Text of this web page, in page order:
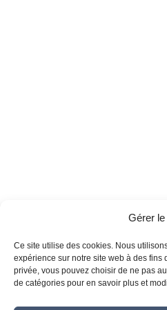
Gérer
Ce site utilise des cookies. Nous
expérience sur notre site web à des fins
privée, vous pouvez choisir de ne pas
de catégories pour en savoir plus et